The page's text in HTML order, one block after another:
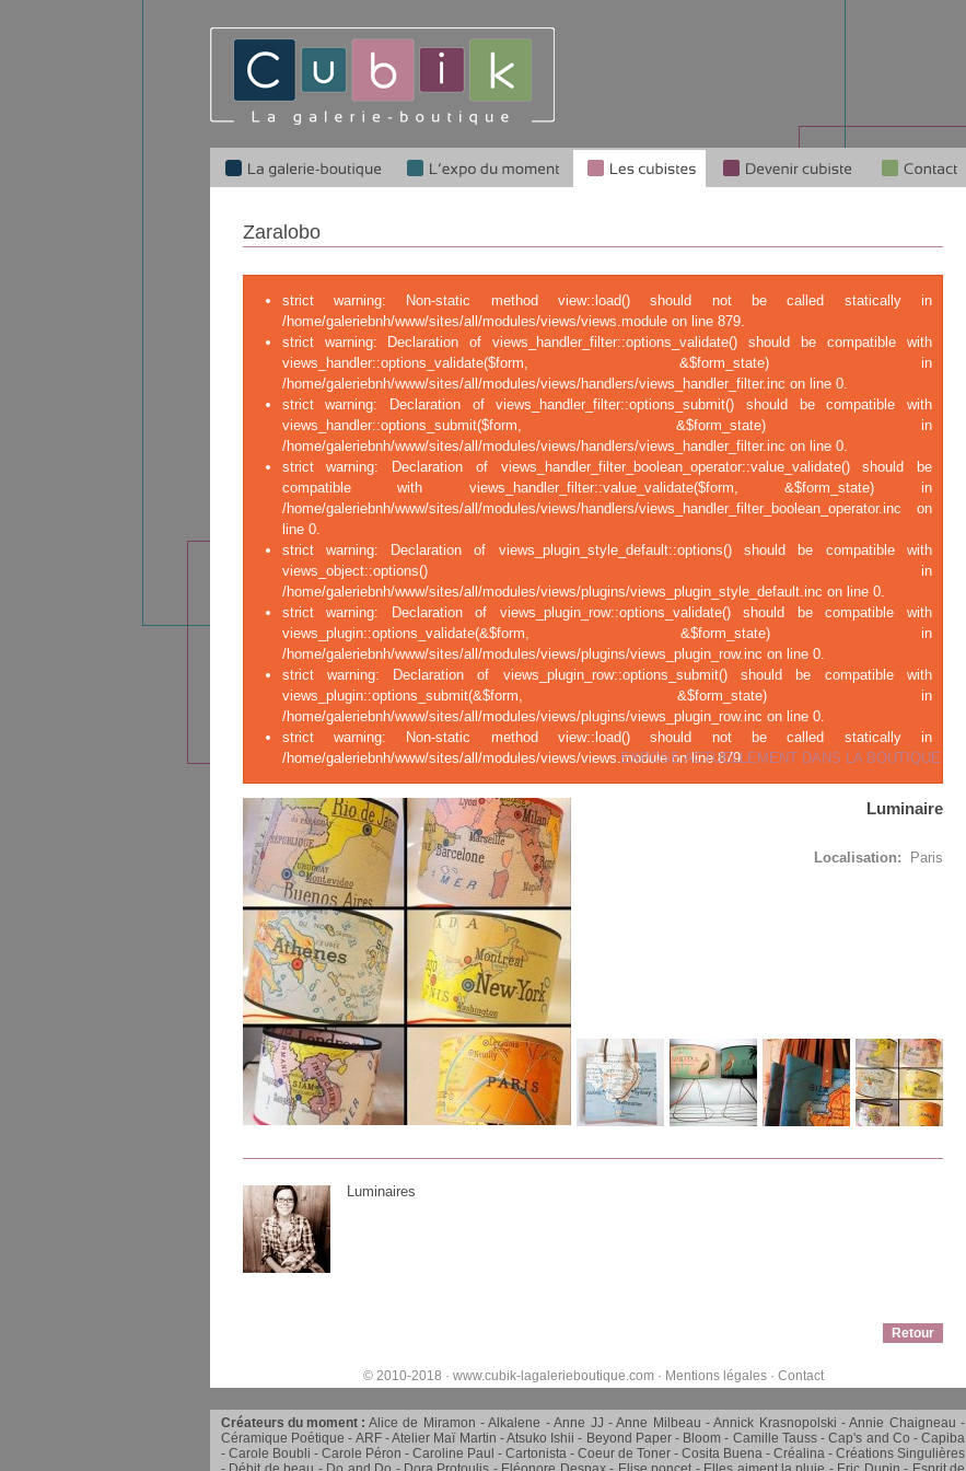
Zaralobo
strict warning: Non-static method view::load() should not be called statically in
/home/galeriebnh/www/sites/all/modules/views/views.module on line 879.
strict warning: Declaration of views_handler_filter::options_validate() should be compatible with
views_handler::options_validate($form, &$form_state) in
/home/galeriebnh/www/sites/all/modules/views/handlers/views_handler_filter.inc on line 0.
strict warning: Declaration of views_handler_filter::options_submit() should be compatible with
views_handler::options_submit($form, &$form_state) in
/home/galeriebnh/www/sites/all/modules/views/handlers/views_handler_filter.inc on line 0.
strict warning: Declaration of views_handler_filter_boolean_operator::value_validate() should be
compatible with views_handler_filter::value_validate($form, &$form_state) in
/home/galeriebnh/www/sites/all/modules/views/handlers/views_handler_filter_boolean_operator.inc on
line 0.
strict warning: Declaration of views_plugin_style_default::options() should be compatible with
views_object::options() in
/home/galeriebnh/www/sites/all/modules/views/plugins/views_plugin_style_default.inc on line 0.
strict warning: Declaration of views_plugin_row::options_validate() should be compatible with
views_plugin::options_validate(&$form, &$form_state) in
/home/galeriebnh/www/sites/all/modules/views/plugins/views_plugin_row.inc on line 0.
strict warning: Declaration of views_plugin_row::options_submit() should be compatible with
views_plugin::options_submit(&$form, &$form_state) in
/home/galeriebnh/www/sites/all/modules/views/plugins/views_plugin_row.inc on line 0.
strict warning: Non-static method view::load() should not be called statically in
/home/galeriebnh/www/sites/all/modules/views/views.module on line 879.EXPOSE ACTUELLEMENT DANS LA BOUTIQUE
Luminaire
Localisation: Paris
Luminaires
Retour
© 2010-2018 · www.cubik-lagalerieboutique.com· Mentions légales· Contact
Créateurs du moment : Alice de Miramon Alkalene Anne JJ Anne Milbeau Annick Krasnopolski
Annie Chaigneau -
Céramique Poétique
ARF Atelier Maï Martin Atsuko Ishii Beyond Paper Bloom Camille Tauss Cap's and Co
Capiba
Carole Boubli
Carole Péron Caroline Paul Cartonista Coeur de Toner Cosita Buena Créalina
Créations Singulières